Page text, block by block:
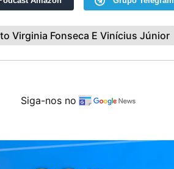
Virginia Fonseca E Vinícius Júnior
Siga-nos no